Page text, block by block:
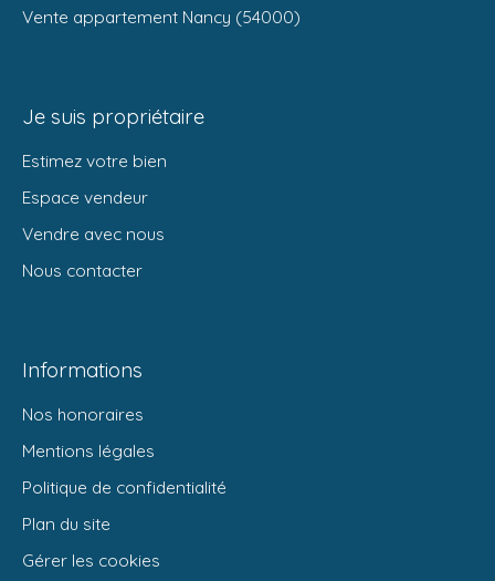
Vente appartement Nancy (54000)
Je suis propriétaire
Estimez votre bien
Espace vendeur
Vendre avec nous
Nous contacter
Informations
Nos honoraires
Mentions légales
Politique de confidentialité
Plan du site
Gérer les cookies